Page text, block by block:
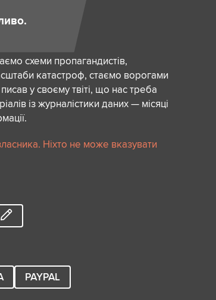
схеми пропагандистів,
катастроф, стаємо ворогами
у своєму твіті, що нас треба
із журналістики даних — місяці
Ніхто не може вказувати
PAYPAL